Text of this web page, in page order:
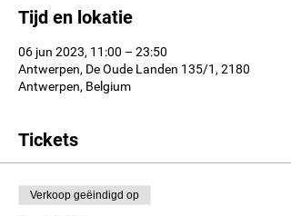
Tijd en lokatie
06 jun 2023, 11:00 – 23:50
Antwerpen, De Oude Landen 135/1, 2180
Antwerpen, Belgium
Tickets
Verkoop geëindigd op